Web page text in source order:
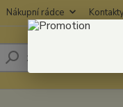
Nákupní rádce